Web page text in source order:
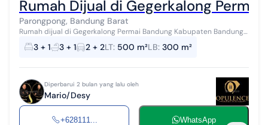
Rumah Dijual di Gegerkalong
Parongpong, Bandung Barat
Rumah dijual di Gegerkalong Permai Bandung Kabupaten Bandung
Barat. Dijual Cepattttt Komplek GERLONG PERMAI Gegerkalong
Permai Bandung Utara D...
3 + 1 3 + 1 2 + 2LT: 500 m²LB: 300 m²
Diperbarui 2 bulan yang lalu oleh
Mario/Desy
+628111... WhatsApp